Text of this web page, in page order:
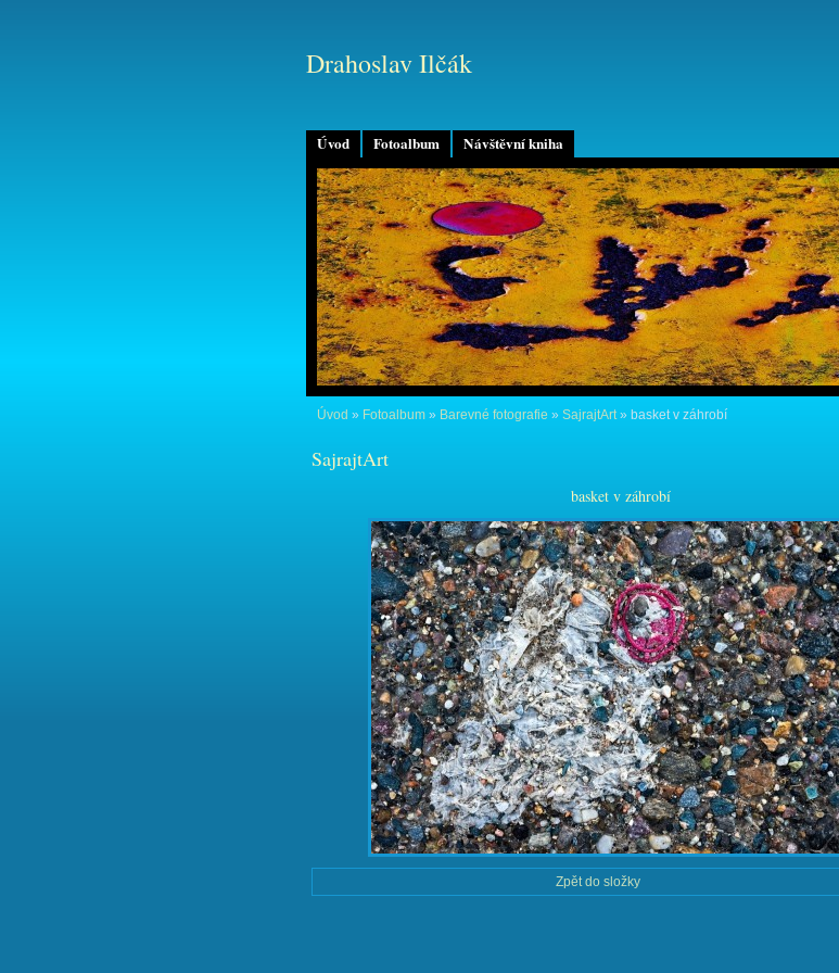
Úvod Fotoalbum Návštěvní kniha
Drahoslav Ilčák
Úvod » Fotoalbum » Barevné fotografie » SajrajtArt» basket v záhrobí
SajrajtArt
basket v záhrobí
Zpět do složky